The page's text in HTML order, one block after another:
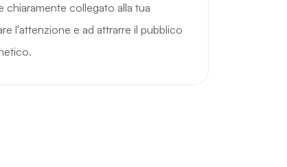
chiaramente collegato alla tua
l'attenzione e ad attrarre il pubblico